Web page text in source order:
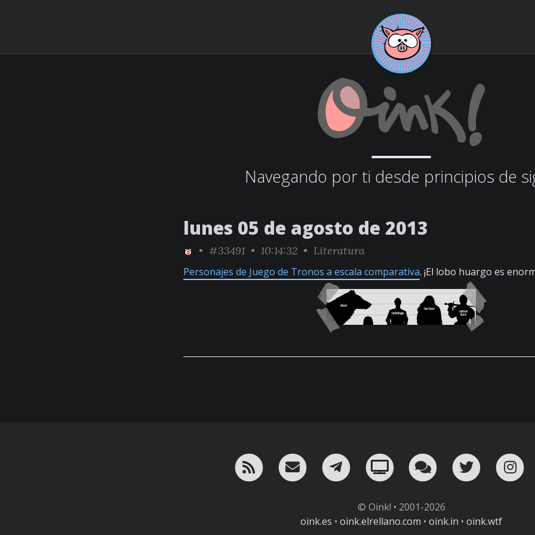
Navegando por ti desde principios de
lunes 05 de agosto de 2013
• #33491 • 10:14:32 • Literatura
Personajes de Juego de Tronos a escala comparativa. ¡El lobo huargo es
RSS ¡Mándame un email!
¡Nuestro canal en Telegram!
Oink! TV Charla conTwitter
© Oink! • 2001-2026
oink.es • oink.elrellano.com • oink.in • oink.wtf